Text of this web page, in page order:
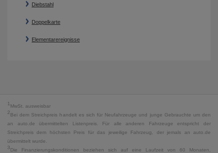
Diebstahl
Doppelkarte
Elementarereignisse
1 MwSt. ausweisbar
2Bei dem Streichpreis handelt es sich für Neufahrzeuge und junge Gebrauchte um den
an auto.de übermittelten Listenpreis. Für alle anderen Fahrzeuge entspricht der
Streichpreis dem höchsten Preis für das jeweilige Fahrzeug, der jemals an auto.de
übermittelt wurde.
3Die Finanzierungskonditionen beziehen sich auf eine Laufzeit von 60 Monaten,